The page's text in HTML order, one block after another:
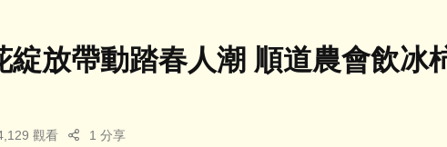
綻放帶動踏春人潮 順道農會飲冰
觀看 1 分享